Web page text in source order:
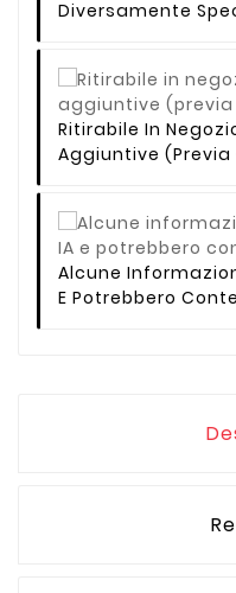
Diversamente
Ritirabile In
Aggiuntive
Alcune
E Potrebbero